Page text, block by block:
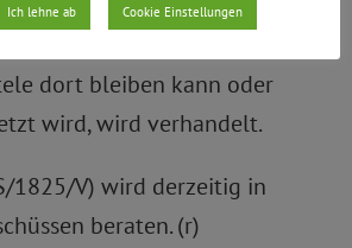
werden.
dort bleiben kann oder
wird, wird verhandelt.
1825/V) wird derzeitig in
beraten. (r)
Ich lehne ab Cookie Einstellungen